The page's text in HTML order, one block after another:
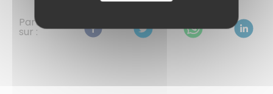
Partagez
sur :